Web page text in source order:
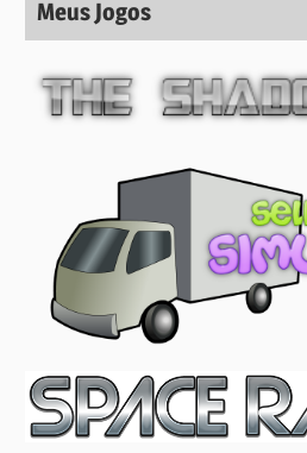
Meus Jogos